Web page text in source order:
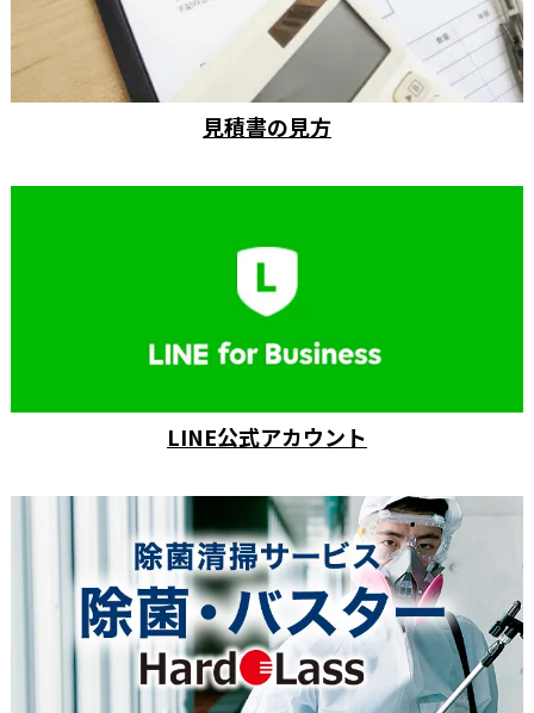
見積書の見方
LINE公式アカウント